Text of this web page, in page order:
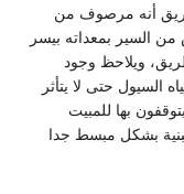
أنه مرصوف من
السير بمعداته بيسر
ويلاحظ وجود
السيول حتى لا يتأثر
بها للمبيت
بشكل مبسط جدا